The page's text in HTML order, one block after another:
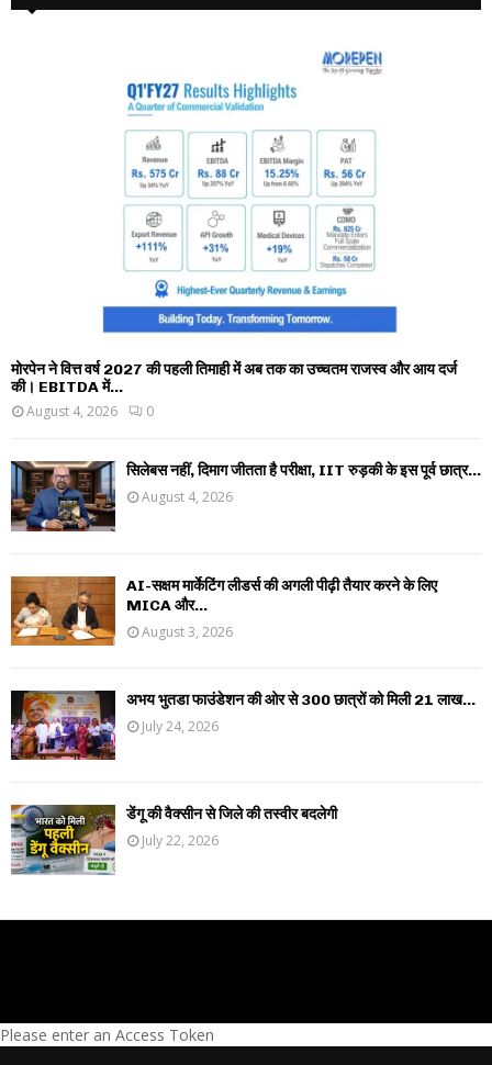
मोरपेन ने वित्त वर्ष 2027 की पहली तिमाही में अब तक का उच्चतम राजस्व और आय दर्ज
की। EBITDA में...
August 4, 2026
0
सिलेबस नहीं, दिमाग जीतता है परीक्षा, IIT रुड़की के इस पूर्व छात्र...
August 4, 2026
AI-सक्षम मार्केटिंग लीडर्स की अगली पीढ़ी तैयार करने के लिए
MICA और...
August 3, 2026
अभय भुतडा फाउंडेशन की ओर से 300 छात्रों को मिली 21 लाख...
July 24, 2026
डेंगू की वैक्सीन से जिले की तस्वीर बदलेगी
July 22, 2026
Please enter an Access Token